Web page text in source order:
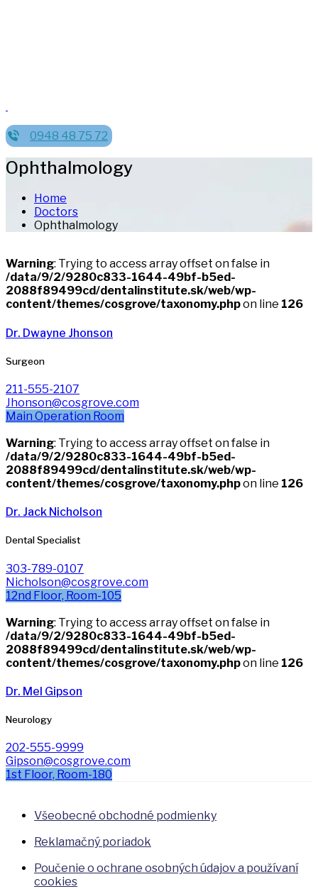
0948 48 75 72
Ophthalmology
Home
Doctors
Ophthalmology
Warning: Trying to access array offset on false in
/data/9/2/9280c833-1644-49bf-b5ed-
2088f89499cd/dentalinstitute.sk/web/wp-
content/themes/cosgrove/taxonomy.phpon line 126
Dr. Dwayne Jhonson
Surgeon
211-555-2107
Jhonson@cosgrove.com
Main Operation Room
Warning: Trying to access array offset on false in
/data/9/2/9280c833-1644-49bf-b5ed-
2088f89499cd/dentalinstitute.sk/web/wp-
content/themes/cosgrove/taxonomy.phpon line 126
Dr. Jack Nicholson
Dental Specialist
303-789-0107
Nicholson@cosgrove.com
12nd Floor, Room-105
Warning: Trying to access array offset on false in
/data/9/2/9280c833-1644-49bf-b5ed-
2088f89499cd/dentalinstitute.sk/web/wp-
content/themes/cosgrove/taxonomy.phpon line 126
Dr. Mel Gipson
Neurology
202-555-9999
Gipson@cosgrove.com
1st Floor, Room-180
Všeobecné obchodné podmienky
Reklamačný poriadok
Poučenie o ochrane osobných údajov a používaní
cookies